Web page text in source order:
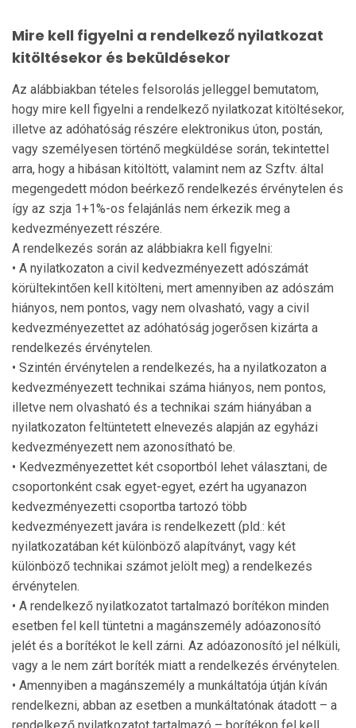
Mire kell figyelni a rendelkező nyilatkozat
kitöltésekor és beküldésekor
Az alábbiakban tételes felsorolás jelleggel bemutatom,
hogy mire kell figyelni a rendelkező nyilatkozat kitöltésekor,
illetve az adóhatóság részére elektronikus úton, postán,
vagy személyesen történő megküldése során, tekintettel
arra, hogy a hibásan kitöltött, valamint nem az Szftv. által
megengedett módon beérkező rendelkezés érvénytelen és
így az szja 1+1%-os felajánlás nem érkezik meg a
kedvezményezett részére.
A rendelkezés során az alábbiakra kell figyelni:
• A nyilatkozaton a civil kedvezményezett adószámát
körültekintően kell kitölteni, mert amennyiben az adószám
hiányos, nem pontos, vagy nem olvasható, vagy a civil
kedvezményezettet az adóhatóság jogerősen kizárta a
rendelkezés érvénytelen.
• Szintén érvénytelen a rendelkezés, ha a nyilatkozaton a
kedvezményezett technikai száma hiányos, nem pontos,
illetve nem olvasható és a technikai szám hiányában a
nyilatkozaton feltüntetett elnevezés alapján az egyházi
kedvezményezett nem azonosítható be.
• Kedvezményezettet két csoportból lehet választani, de
csoportonként csak egyet-egyet, ezért ha ugyanazon
kedvezményezetti csoportba tartozó több
kedvezményezett javára is rendelkezett (pld.: két
nyilatkozatában két különböző alapítványt, vagy két
különböző technikai számot jelölt meg) a rendelkezés
érvénytelen.
• A rendelkező nyilatkozatot tartalmazó borítékon minden
esetben fel kell tüntetni a magánszemély adóazonosító
jelét és a borítékot le kell zárni. Az adóazonosító jel nélküli,
vagy a le nem zárt boríték miatt a rendelkezés érvénytelen.
• Amennyiben a magánszemély a munkáltatója útján kíván
rendelkezni, abban az esetben a munkáltatónak átadott – a